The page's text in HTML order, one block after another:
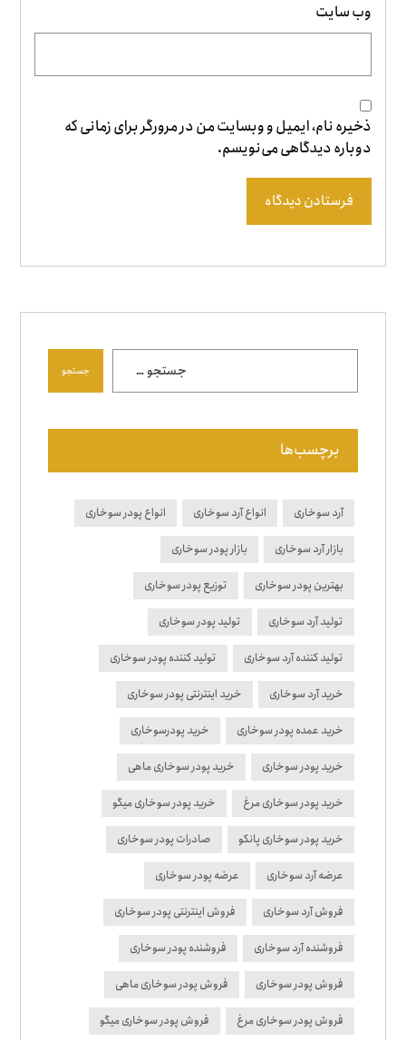
وب‌ سایت
ذخیره نام، ایمیل و وبسایت من در مرورگر برای زمانی که
دوباره دیدگاهی می‌نویسم.
فرستادن دیدگاه
جستجو
برچسب‌ها
آرد سوخاری انواع آرد سوخاری انواع پودر سوخاری
بازار آرد سوخاری بازار پودر سوخاری
بهترین پودر سوخاری توزیع پودر سوخاری
تولید آرد سوخاری تولید پودر سوخاری
تولید کننده آرد سوخاری تولید کننده پودر سوخاری
خرید آرد سوخاری خرید اینترنتی پودر سوخاری
خرید عمده پودر سوخاری خرید پودرسوخاری
خرید پودر سوخاری خرید پودر سوخاری ماهی
خرید پودر سوخاری مرغ خرید پودر سوخاری میگو
خرید پودر سوخاری پانکو صادرات پودر سوخاری
عرضه آرد سوخاری عرضه پودر سوخاری
فروش آرد سوخاری فروش اینترنتی پودر سوخاری
فروشنده آرد سوخاری فروشنده پودر سوخاری
فروش پودر سوخاری فروش پودر سوخاری ماهی
فروش پودر سوخاری مرغ فروش پودر سوخاری میگو